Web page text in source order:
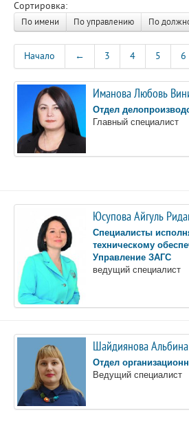
Сортировка:
По имени По управлению По
Начало ← 3 4 5 6
Иманова Любовь
Отдел
Главный специалист
Юсупова Айгуль
Специалисты
техническому
Управление ЗАГС
ведущий специалист
Шайдиянова
Отдел
Ведущий специалист